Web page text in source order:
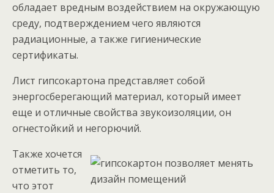
обладает вредным воздействием на окружающую
среду, подтверждением чего являются
радиационные, а также гигиенические
сертификаты.
Лист гипсокартона представляет собой
энергосберегающий материал, который имеет
еще и отличные свойства звукоизоляции, он
огнестойкий и негорючий.
Также хочется
отметить то,
что этот